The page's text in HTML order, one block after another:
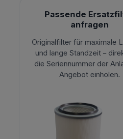
Passende
anfragen
Originalfilter für maximale
und lange Standzeit –
die Seriennummer der
Angebot einholen.